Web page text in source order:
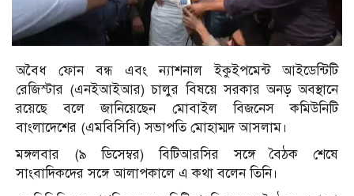
অবৈধ ফোন বন্ধ এবং ন্যাশনাল ইকুইপমেন্ট আইডেন্টিটি
রেজিস্টার (এনইআইআর) চালুর বিষয়ে সরকার অনড় অবস্থানে
রয়েছে বলে জানিয়েছেন মোবাইল বিজনেস কমিউনিটি
বাংলাদেশের (এমবিসিবি) সভাপতি মোহাম্মদ আসলাম।
মঙ্গলবার (৯ ডিসেম্বর) বিটিআরসির সঙ্গে বৈঠক শেষে
সাংবাদিকদের সঙ্গে আলাপকালে এ কথা বলেন তিনি।